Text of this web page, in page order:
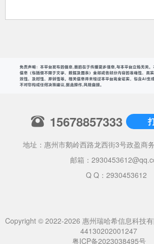
15678857333
地址：惠州市鹅岭西路龙西街3号政盈商
邮箱：
Q Q：2930453612
Copyright © 2022-2026 惠州瑞哈希信息科技
44130202001247
粤ICP备2023038495号